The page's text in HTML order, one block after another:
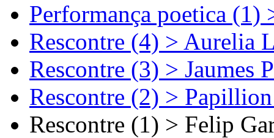
Performança poetica (1)
Rescontre (4) > Aurelia
Rescontre (3) > Jaumes
Rescontre (2) >
Rescontre (1) > Felip